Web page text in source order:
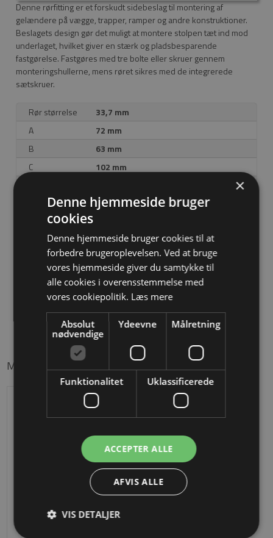
Denne rørfitting er et forskudt sidebeslag til montering af
gelændere på vægge, trapper, ramper og andre konstruktioner.
Beslagets design gør det muligt at montere stolpen tæt ind mod
underlaget, hvilket giver en stærk og pladsbesparende
fastgørelse. Fastgøres med tre bolte eller skruer gennem
monteringshullerne, mens røret sikres med de integrerede
sætskruer.
Rør størrelse
33,7 mm
A
72 mm
B
63 mm
C
102 mm
28 mm
11 mm
Download tegning
Måske er du også interesseret i følgende produkter
Afstandsholder, Ø34
×
Denne hjemmeside bruger
cookies
Denne hjemmeside bruger cookies til at
forbedre brugeroplevelsen. Ved at bruge
vores hjemmeside giver du samtykke til
alle cookies i overensstemmelse med
vores cookiepolitik. Læs mere
Absolut
nødvendige
Ydeevne Målretning
Funktionalitet Uklassificerede
ACCEPTER ALLE
AFVIS ALLE
VIS DETALJER